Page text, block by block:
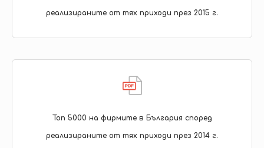
реализираните от тях приходи през 2015 г.
Топ 5000 на фирмите в България според
реализираните от тях приходи през 2014 г.